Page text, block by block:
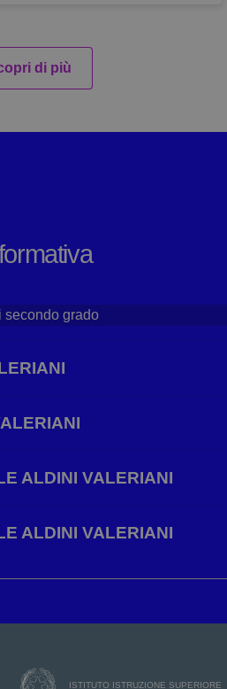
di più
secondo grado
ALDINI VALERIANI
ALDINI VALERIANI
ISTITUTO ISTRUZIONE SUPERIORE